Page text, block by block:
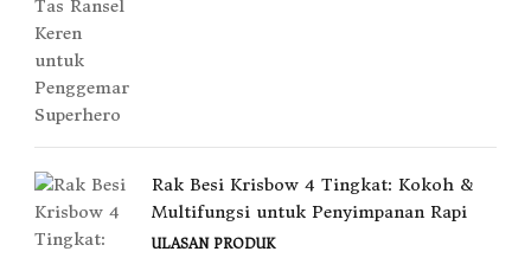
Rak Besi Krisbow 4 Tingkat: Kokoh &
Multifungsi untuk Penyimpanan Rapi
ULASAN PRODUK